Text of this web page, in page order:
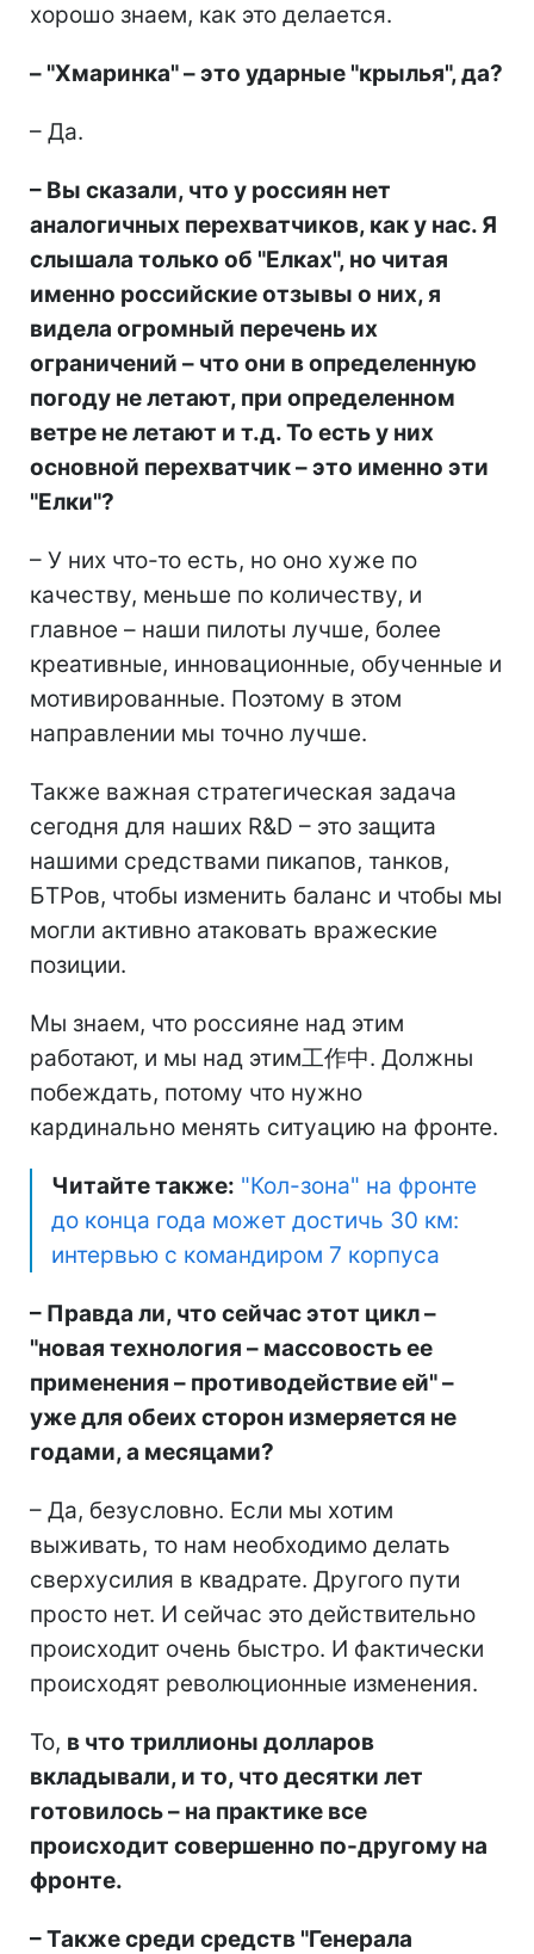
хорошо знаем, как это делается.
– "Хмаринка" – это ударные "крылья", да?
– Да.
– Вы сказали, что у россиян нет
аналогичных перехватчиков, как у нас. Я
слышала только об "Елках", но читая
именно российские отзывы о них, я
видела огромный перечень их
ограничений – что они в определенную
погоду не летают, при определенном
ветре не летают и т.д. То есть у них
основной перехватчик – это именно эти
"Елки"?
– У них что-то есть, но оно хуже по
качеству, меньше по количеству, и
главное – наши пилоты лучше, более
креативные, инновационные, обученные и
мотивированные. Поэтому в этом
направлении мы точно лучше.
Также важная стратегическая задача
сегодня для наших R&D – это защита
нашими средствами пикапов, танков,
БТРов, чтобы изменить баланс и чтобы мы
могли активно атаковать вражеские
позиции.
Мы знаем, что россияне над этим
работают, и мы над этим工作中. Должны
побеждать, потому что нужно
кардинально менять ситуацию на фронте.
Читайте также: "Кол-зона" на фронте
до конца года может достичь 30 км:
интервью с командиром 7 корпуса
– Правда ли, что сейчас этот цикл –
"новая технология – массовость ее
применения – противодействие ей" –
уже для обеих сторон измеряется не
годами, а месяцами?
– Да, безусловно. Если мы хотим
выживать, то нам необходимо делать
сверхусилия в квадрате. Другого пути
просто нет. И сейчас это действительно
происходит очень быстро. И фактически
происходят революционные изменения.
То, в что триллионы долларов
вкладывали, и то, что десятки лет
готовилось – на практике все
происходит совершенно по-другому на
фронте.
– Также среди средств "Генерала